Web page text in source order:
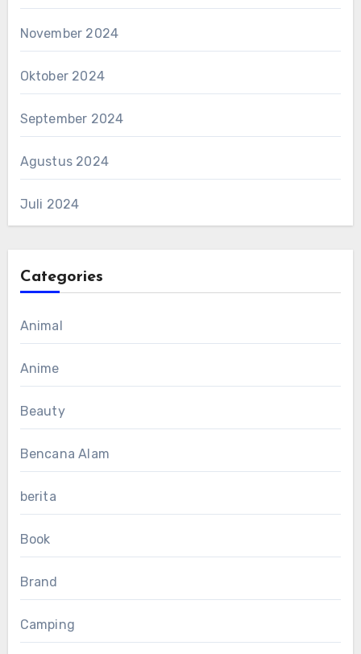
November 2024
Oktober 2024
September 2024
Agustus 2024
Juli 2024
Categories
Animal
Anime
Beauty
Bencana Alam
berita
Book
Brand
Camping